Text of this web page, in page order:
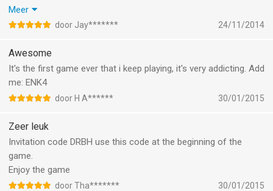
world. If you like to play this game AND you want some
awesome epic starter monsters, just add my pall code and I'll
PALL: IOYZ
:)!
Meer
door Jay******* 24/11/2014
Awesome
It's the first game ever that i keep playing, it's very addicting. Add
me: ENK4
door H A****** 30/01/2015
Zeer leuk
Invitation code DRBH use this code at the beginning of the
game.
Enjoy the game
door Tha******* 30/01/2015